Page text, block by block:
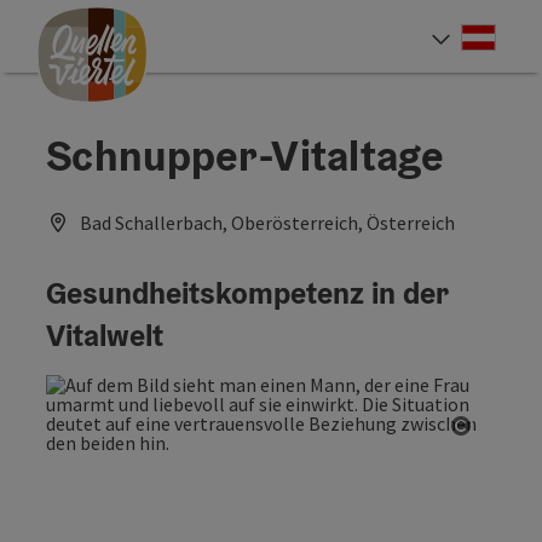
Zum Inhalt
Zur Navigation
Zum Seitenanfang
Schnupper-Vitaltage
Bad Schallerbach, Oberösterreich, Österreich
Gesundheitskompetenz in der
Vitalwelt